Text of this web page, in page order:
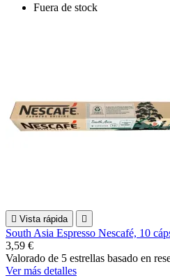
Fuera de stock
 Vista rápida 
South Asia Espresso Nescafé, 10
3,59 €
Valorado de 5 estrellas basado en
Ver más detalles